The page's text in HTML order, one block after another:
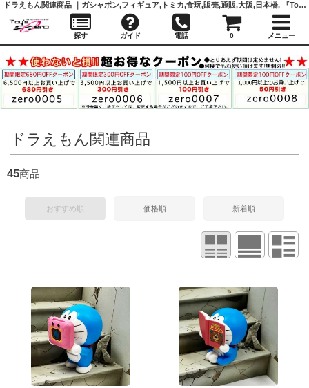
ドラえもん関連商品
45商品
おすすめ順 価格順 新着順
ドラえもん関連商品 ｜ガシャポン,フィギュア,トミカ,食玩,販売,通販,大阪,日本橋, 『Toy's Zero』 トイズゼロ
探す ガイド 電話 0 メニュー